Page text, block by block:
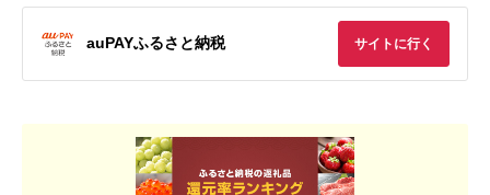
auPAYふるさと納税 サイトに行く